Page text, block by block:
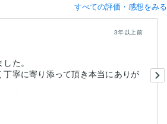
すべての評価・感想をみる
3年以上前
た。
丁寧に寄り添って頂き本当にありが
時や...